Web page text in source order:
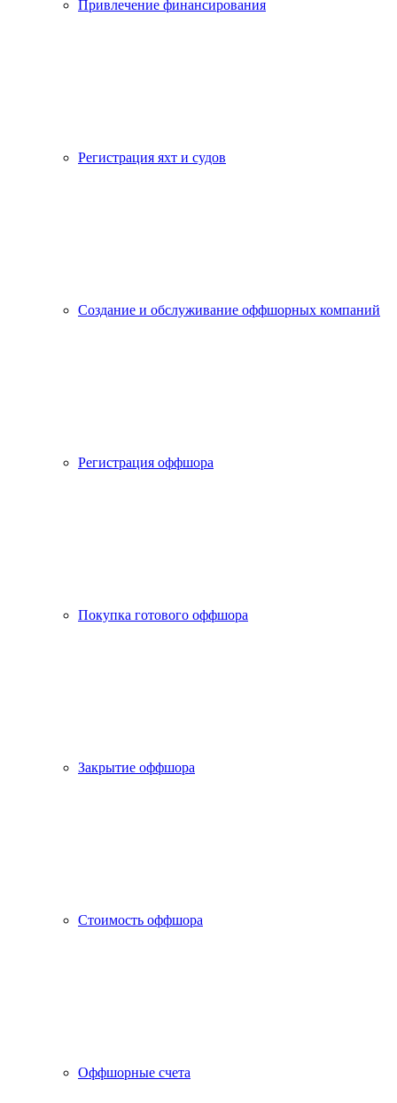
Привлечение финансирования
Регистрация яхт и судов
Создание и обслуживание оффшорных компаний
Регистрация оффшора
Покупка готового оффшора
Закрытие оффшора
Стоимость оффшора
Оффшорные счета